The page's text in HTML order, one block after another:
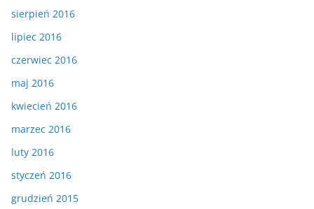
sierpień 2016
lipiec 2016
czerwiec 2016
maj 2016
kwiecień 2016
marzec 2016
luty 2016
styczeń 2016
grudzień 2015